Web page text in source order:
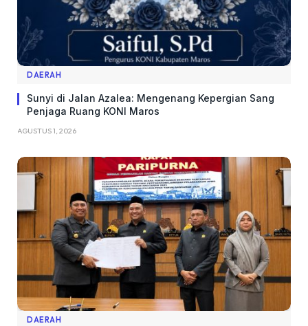
DAERAH
Sunyi di Jalan Azalea: Mengenang Kepergian Sang
Penjaga Ruang KONI Maros
AGUSTUS 1, 2026
DAERAH